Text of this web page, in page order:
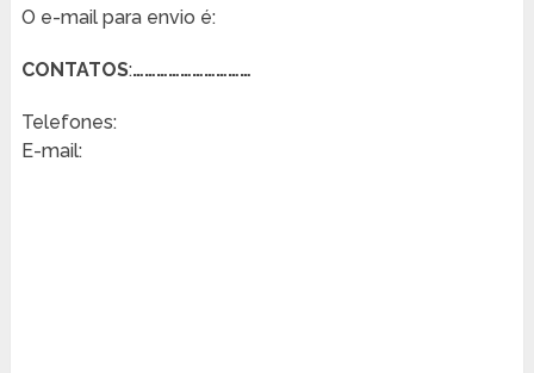
O e-mail para envio é:
CONTATOS:…………………………
Telefones:
E-mail: